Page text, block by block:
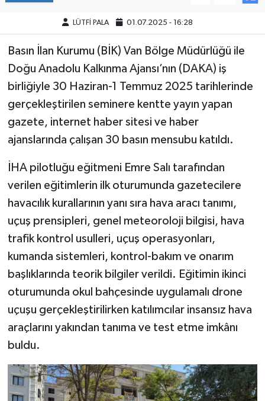
LÜTFİ PALA 01.07.2025 - 16:28
Basın İlan Kurumu (BİK) Van Bölge Müdürlüğü ile
Doğu Anadolu Kalkınma Ajansı’nın (DAKA) iş
birliğiyle 30 Haziran-1 Temmuz 2025 tarihlerinde
gerçekleştirilen seminere kentte yayın yapan
gazete, internet haber sitesi ve haber
ajanslarında çalışan 30 basın mensubu katıldı.
İHA pilotluğu eğitmeni Emre Salı tarafından
verilen eğitimlerin ilk oturumunda gazetecilere
havacılık kurallarının yanı sıra hava aracı tanımı,
uçuş prensipleri, genel meteoroloji bilgisi, hava
trafik kontrol usulleri, uçuş operasyonları,
kumanda sistemleri, kontrol-bakım ve onarım
başlıklarında teorik bilgiler verildi. Eğitimin ikinci
oturumunda okul bahçesinde uygulamalı drone
uçuşu gerçekleştirilirken katılımcılar insansız hava
araçlarını yakından tanıma ve test etme imkânı
buldu.